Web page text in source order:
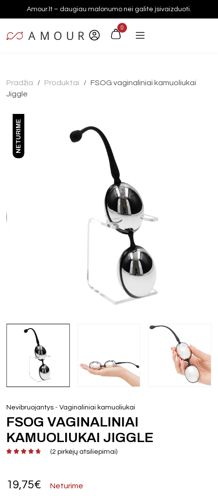
Amour.lt – daugiau malonumo nei galite įsivaizduoti.
0
Pradžia / Produktai /
FSOG vaginaliniai kamuoliukai
Jiggle
NETURIME
Nevibruojantys -Vaginaliniai kamuoliukai
FSOG VAGINALINIAI
KAMUOLIUKAI JIGGLE
(2 pirkėjų atsiliepimai)
19,75€ Neturime